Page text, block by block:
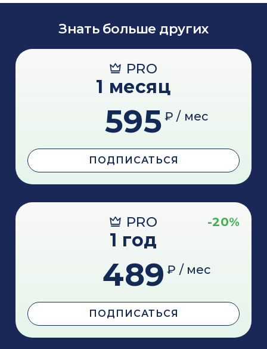
Знать больше других
PRO
1 месяц
595 ₽ / мес
ПОДПИСАТЬСЯ
PRO -20%
1 год
489 ₽ / мес
ПОДПИСАТЬСЯ